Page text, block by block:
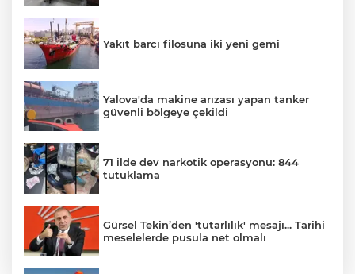
Yakıt barcı filosuna iki yeni gemi
Yalova'da makine arızası yapan tanker
güvenli bölgeye çekildi
71 ilde dev narkotik operasyonu: 844
tutuklama
Gürsel Tekin’den 'tutarlılık' mesajı... Tarihi
meselelerde pusula net olmalı